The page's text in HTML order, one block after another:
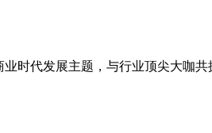
时代发展主题，与行业顶尖大咖